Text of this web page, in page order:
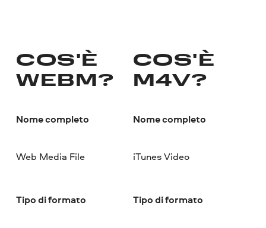
COS'È
WEBM?
Nome completo
Web Media File
Tipo di formato
COS'È
M4V?
Nome completo
iTunes Video
Tipo di formato